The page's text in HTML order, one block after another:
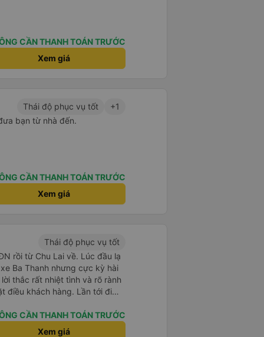
CẦN THANH TOÁN TRƯỚC
Xem giá
Thái độ phục vụ tốt
+1
bạn từ nhà đến.
CẦN THANH TOÁN TRƯỚC
Xem giá
Thái độ phục vụ tốt
rồi từ Chu Lai về. Lúc đầu lạ
Ba Thanh nhưng cực kỳ hài
thắc rất nhiệt tình và rõ rành
hàng. Lần tới đi
CẦN THANH TOÁN TRƯỚC
Xem giá